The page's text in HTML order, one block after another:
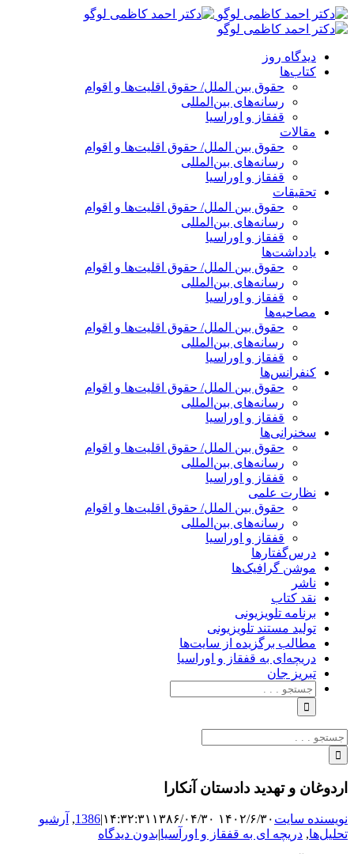
پرش
به
دیدگاه روز
کتاب‌ها
حقوق بین الملل/ حقوق اقلیت‌ها و اقوام
رسانه‌های بین‌المللی
قفقاز و اوراسیا
مقالات
حقوق بین الملل/ حقوق اقلیت‌ها و اقوام
رسانه‌های بین‌المللی
قفقاز و اوراسیا
تحقیقات
حقوق بین الملل/ حقوق اقلیت‌ها و اقوام
رسانه‌های بین‌المللی
قفقاز و اوراسیا
یادداشت‌ها
حقوق بین الملل/ حقوق اقلیت‌ها و اقوام
رسانه‌های بین‌المللی
قفقاز و اوراسیا
مصاحبه‌ها
حقوق بین الملل/ حقوق اقلیت‌ها و اقوام
رسانه‌های بین‌المللی
قفقاز و اوراسیا
کنفرانس‌ها
حقوق بین الملل/ حقوق اقلیت‌ها و اقوام
رسانه‌های بین‌المللی
قفقاز و اوراسیا
سخنرانی‌ها
حقوق بین الملل/ حقوق اقلیت‌ها و اقوام
رسانه‌های بین‌المللی
قفقاز و اوراسیا
نظارت علمی
حقوق بین الملل/ حقوق اقلیت‌ها و اقوام
رسانه‌های بین‌المللی
قفقاز و اوراسیا
درس‌گفتارها
موشن گرافیک‌ها
ناشر
نقد کتاب
برنامه‌ تلویزیونی
تولید مستند تلویزیونی
مطالب برگزیده از سایت‌ها
دریچه‌ای به قفقاز و اوراسیا
تبریزِ جان
جستجو
برای:
جستجو
برای:
اردوغان و تهدید دادستان آنکارا
نویسنده سایت ۱۴۰۲/۶/۳۰ ۱۴:۳۲:۳۱ ۱۳۸۶/۰۴/۳۰ |
1386
, آرشیو
تحلیل‌ها, دریچه ای به قفقاز و اورآسیا|بدون دیدگاه